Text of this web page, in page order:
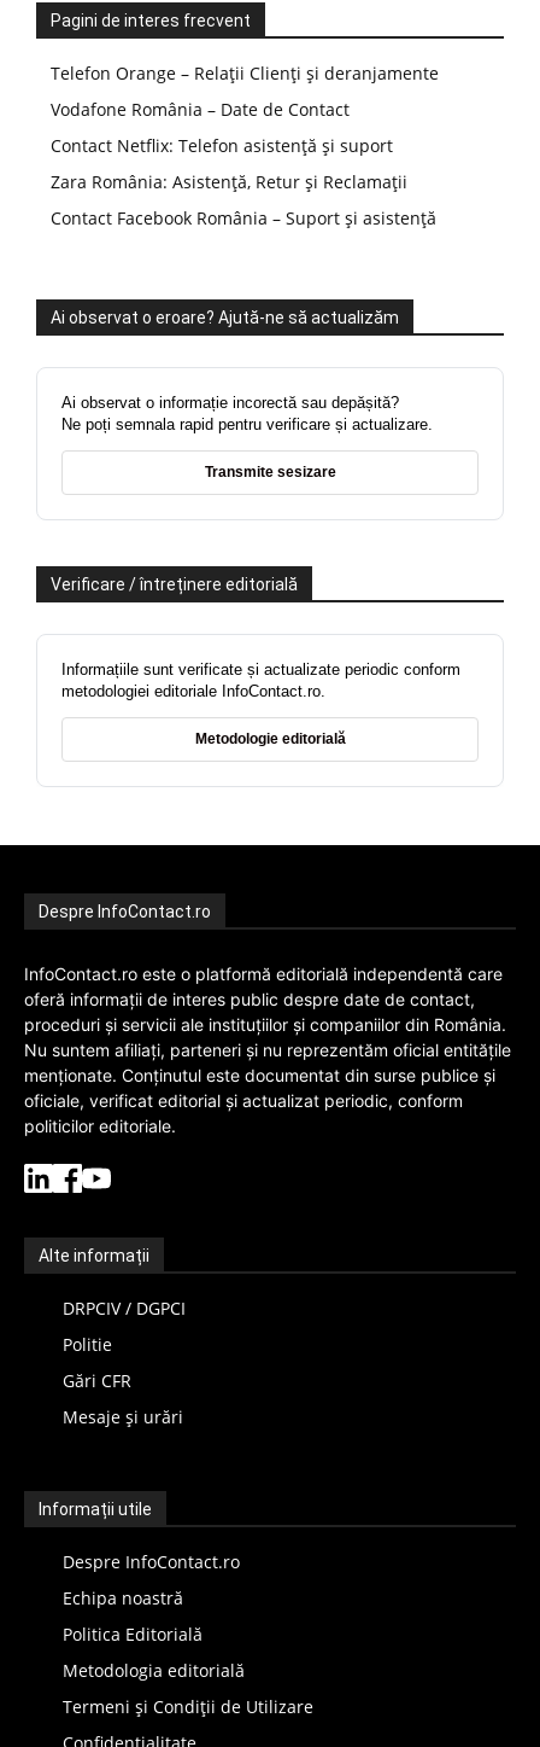
Pagini de interes frecvent
Telefon Orange – Relații Clienți și deranjamente
Vodafone România – Date de Contact
Contact Netflix: Telefon asistență și suport
Zara România: Asistență, Retur și Reclamații
Contact Facebook România – Suport și asistență
Ai observat o eroare? Ajută-ne să actualizăm
Ai observat o informație incorectă sau depășită?
Ne poți semnala rapid pentru verificare și actualizare.
Transmite sesizare
Verificare / întreținere editorială
Informațiile sunt verificate și actualizate periodic conform
metodologiei editoriale InfoContact.ro.
Metodologie editorială
Despre InfoContact.ro
InfoContact.ro este o platformă editorială independentă care
oferă informații de interes public despre date de contact,
proceduri și servicii ale instituțiilor și companiilor din România.
Nu suntem afiliați, parteneri și nu reprezentăm oficial entitățile
menționate. Conținutul este documentat din surse publice și
oficiale, verificat editorial și actualizat periodic, conform
politicilor editoriale.
Alte informații
DRPCIV / DGPCI
Politie
Gări CFR
Mesaje și urări
Informații utile
Despre InfoContact.ro
Echipa noastră
Politica Editorială
Metodologia editorială
Termeni și Condiții de Utilizare